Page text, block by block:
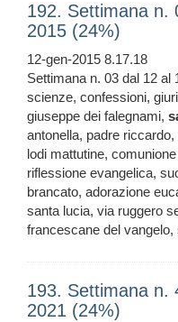
192. Settimana n.
2015 (24%)
12-gen-2015 8.17.18
Settimana n. 03 dal 12 al
scienze, confessioni,
giuseppe dei falegnami,
antonella, padre
lodi mattutine,
riflessione evangelica,
brancato, adorazione
santa lucia, via ruggero
francescane del vangelo,
193. Settimana n.
2021 (24%)